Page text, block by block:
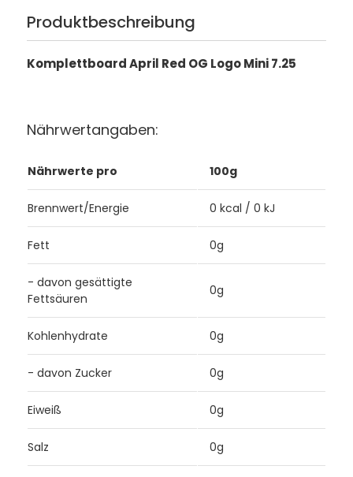
Produktbeschreibung
Komplettboard April Red OG Logo Mini 7.25
Nährwertangaben:
Nährwerte pro 100g
Brennwert/Energie 0 kcal / 0 kJ
Fett 0g
- davon gesättigte
Fettsäuren
0g
Kohlenhydrate 0g
- davon Zucker 0g
Eiweiß 0g
Salz 0g